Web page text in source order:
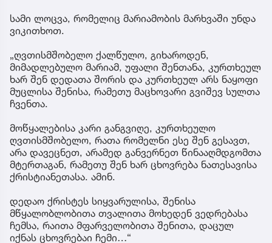
სამი ლოცვა, რომელიც მარიამობის მარხვაში უნდა
ვიკითხოთ.
„ღვთისმშობელო ქალწულო, გიხაროდენ,
მიმადლებულო მარიამ, უფალი შენთანა, კურთხეულ
ხარ შენ დედათა შორის და კურთხეულ არს ნაყოფი
მუცლისა შენისა, რამეთუ მაცხოვარი გვიშევ სულთა
ჩვენთა.
მოწყალებისა კარი განგვიღე, კურთხეულო
ღვთისმშობელო, რათა რომელნი ესე შენ გესავთ,
არა დავეცნეთ, არამედ განვერნეთ წინააღმდგომთა
მტერთაგან, რამეთუ შენ ხარ ცხოვრება ნათესავისა
ქრისტიანეთასა. ამინ.
დედაო ქრისტეს სიყვარულისა, შენისა
მწყალობლობითა თვალითა მოხედენ ვედრებასა
ჩემსა, რაითა მფარველობითა შენითა, დაცულ
იქნას ცხოვრებაი ჩემი…“